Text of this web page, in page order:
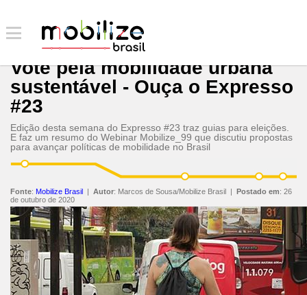
Vote pela mobilidade urbana
sustentável - Ouça o Expresso
#23
Edição desta semana do Expresso #23 traz guias para eleições.
E faz um resumo do Webinar Mobilize_99 que discutiu propostas
para avançar políticas de mobilidade no Brasil
Fonte: Mobilize Brasil | Autor: Marcos de Sousa/Mobilize Brasil | Postado em: 26
de outubro de 2020